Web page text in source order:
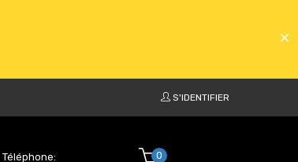
S'IDENTIFIER
Téléphone:
0